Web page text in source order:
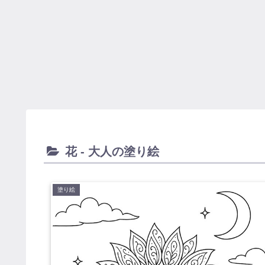
花 - 大人の塗り絵
塗り絵